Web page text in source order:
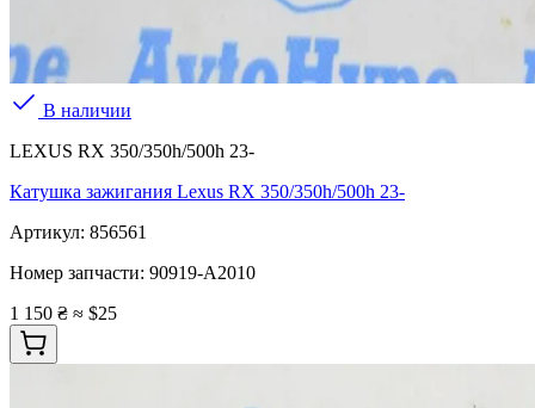
В наличии
LEXUS RX 350/350h/500h 23-
Катушка зажигания Lexus RX 350/350h/500h 23-
Артикул: 856561
Номер запчасти: 90919-A2010
1 150 ₴ ≈ $25